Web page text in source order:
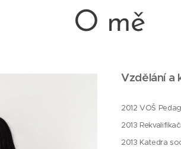
O mě
Vzdělání a
2012 VOŠ
2013
2013 Katedra